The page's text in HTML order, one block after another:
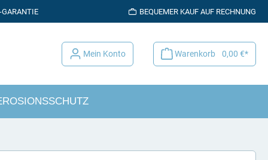
GARANTIE BEQUEMER KAUF AUF RECHNUNG
Mein Konto Warenkorb 0,00 €*